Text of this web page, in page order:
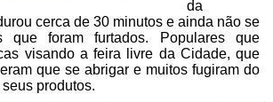
da
cerca de 30 minutos e ainda não se
que foram furtados. Populares que
visando a feira livre da Cidade, que
que se abrigar e muitos fugiram do
produtos.